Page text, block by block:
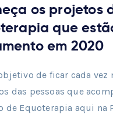
os projetos
que
em 2020
de ficar cada vez
das pessoas que
de Equoterapia aqui na